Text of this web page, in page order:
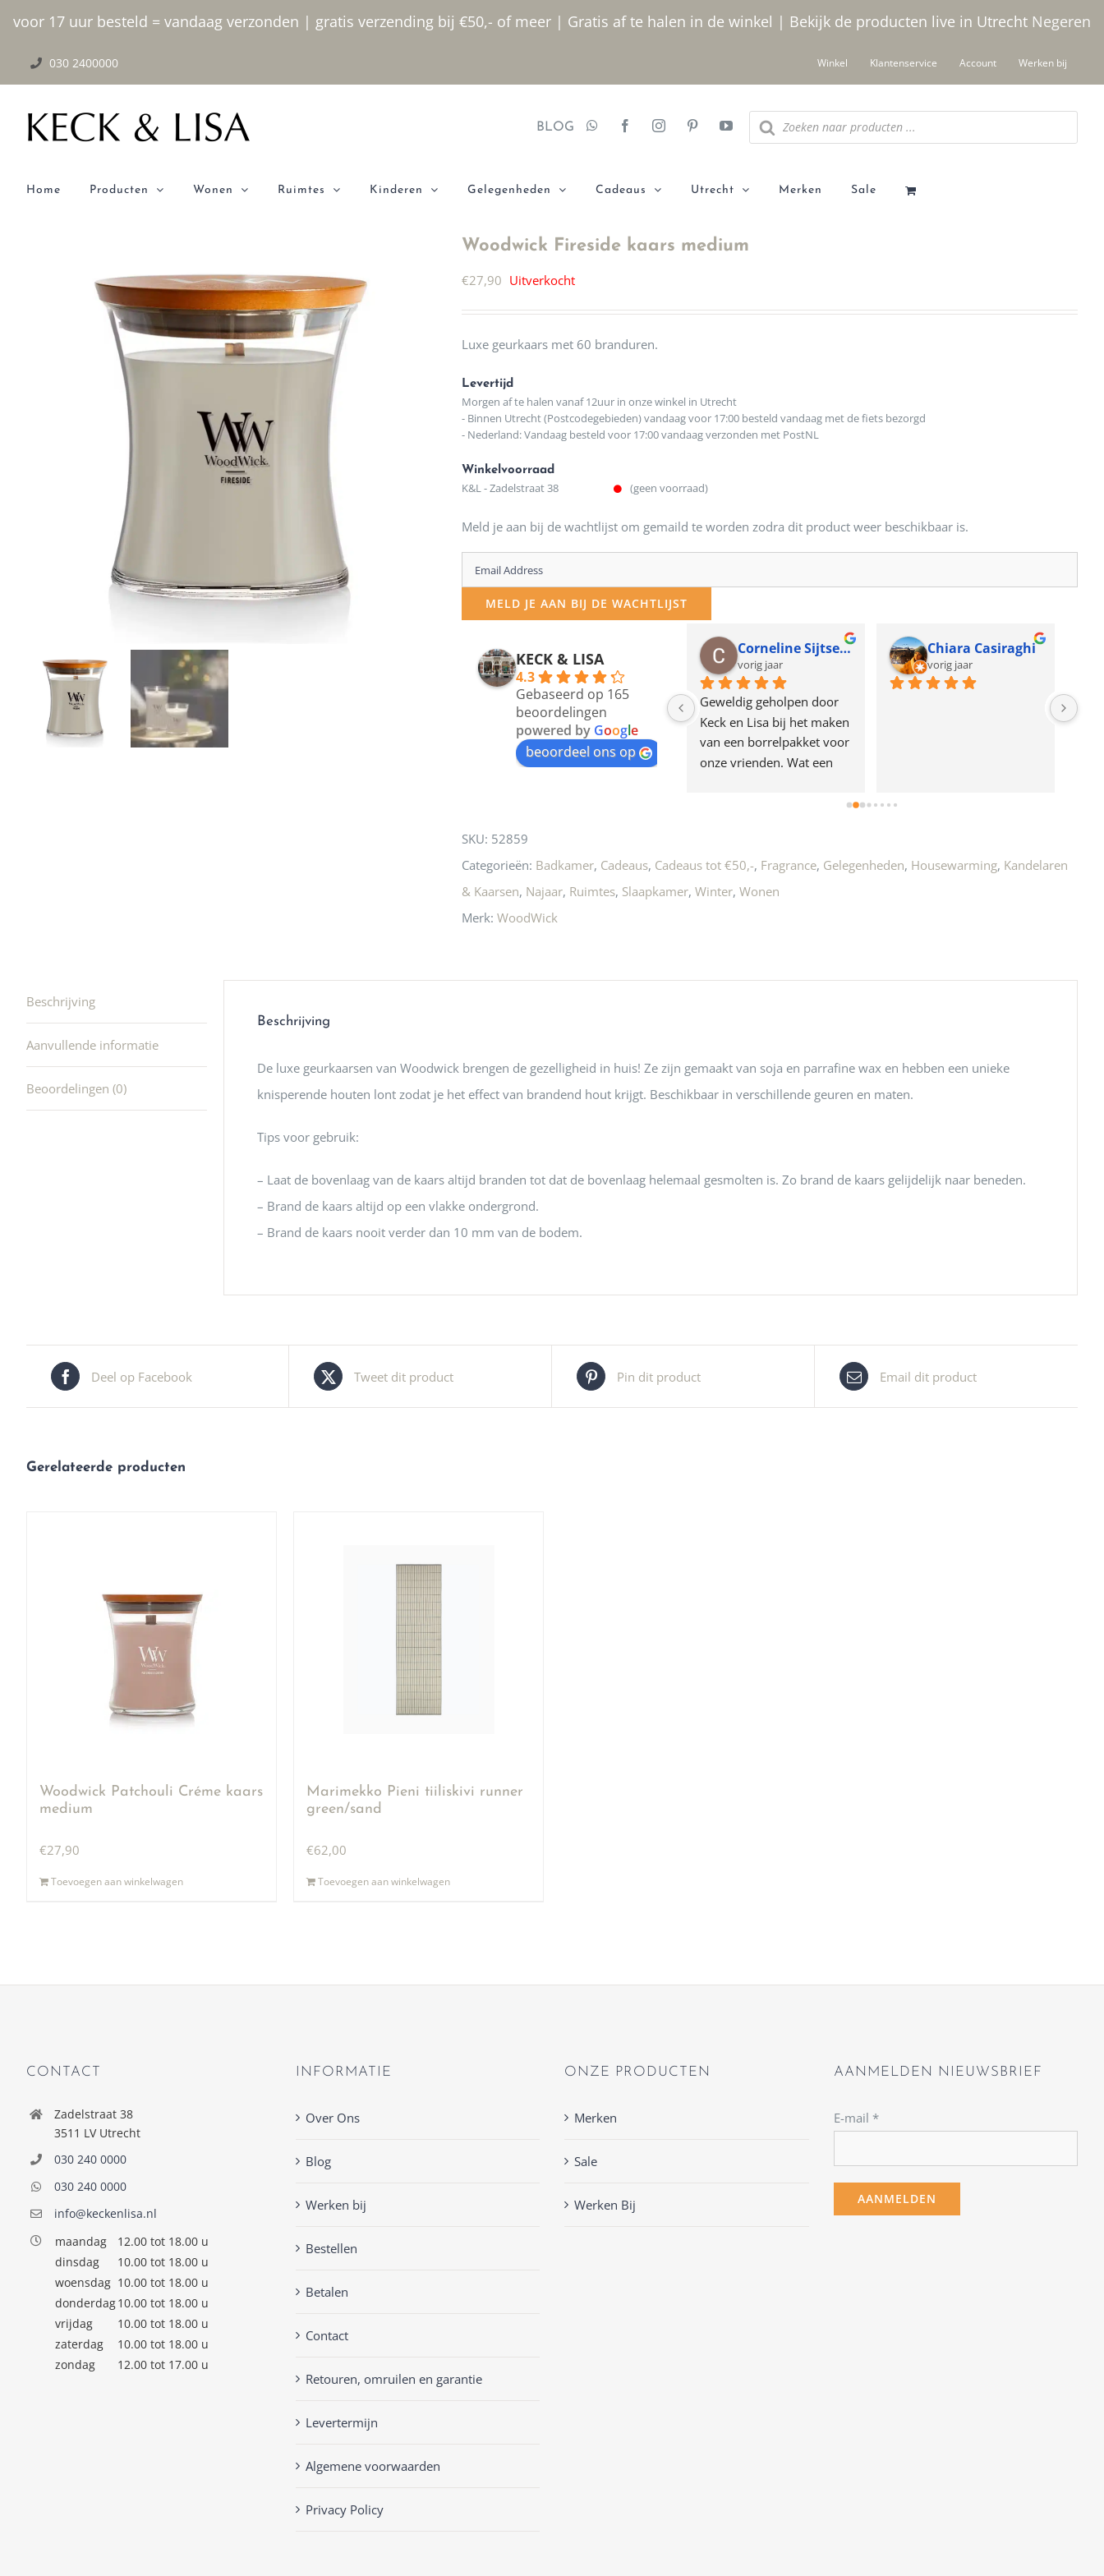
voor 17 uur besteld = vandaag verzonden | gratis verzending bij €50,- of meer | Gratis af te halen in de winkel | Bekijk de producten live in Utrecht Negeren
inhoud
030 2400000 Winkel Klantenservice Account Werken bij
BLOG
Producten
zoeken
Home Producten Wonen Ruimtes Kinderen Gelegenheden Cadeaus Utrecht Merken Sale
Woodwick Fireside kaars medium
€27,90 Uitverkocht
Luxe geurkaars met 60 branduren.
Levertijd
Morgen af te halen vanaf 12uur in onze winkel in Utrecht
- Binnen Utrecht (Postcodegebieden) vandaag voor 17:00 besteld vandaag met de fiets bezorgd
- Nederland: Vandaag besteld voor 17:00 vandaag verzonden met PostNL
Winkelvoorraad
K&L - Zadelstraat 38 (geen voorraad)
Meld je aan bij de wachtlijst om gemaild te worden zodra dit product weer beschikbaar is.
Enter
your
email
MELD JE AAN BIJ DE WACHTLIJST
KECK & LISA
4.3
Gebaseerd op 165
beoordelingen
powered by Google
beoordeel ons op
ook heel aardig en gezellig
12 maanden geleden
Waarom in hemelsnaam
de woonwinkel op de
klippen  laten lopen? Waar
moeten nu de design
Corneline Sijtsema
vorig jaar
Geweldig geholpen door
Keck en Lisa bij het maken
van een borrelpakket voor
onze vrienden. Wat een
Chiara Casiraghi
vorig jaar
SKU: 52859
Categorieën: Badkamer, Cadeaus, Cadeaus tot €50,-, Fragrance, Gelegenheden, Housewarming, Kandelaren
& Kaarsen, Najaar, Ruimtes, Slaapkamer, Winter, Wonen
Merk: WoodWick
Beschrijving
Aanvullende informatie
Beoordelingen (0)
Beschrijving
De luxe geurkaarsen van Woodwick brengen de gezelligheid in huis! Ze zijn gemaakt van soja en parrafine wax en hebben een unieke
knisperende houten lont zodat je het effect van brandend hout krijgt. Beschikbaar in verschillende geuren en maten.
Tips voor gebruik:
– Laat de bovenlaag van de kaars altijd branden tot dat de bovenlaag helemaal gesmolten is. Zo brand de kaars gelijdelijk naar beneden.
– Brand de kaars altijd op een vlakke ondergrond.
– Brand de kaars nooit verder dan 10 mm van de bodem.
Deel op Facebook Tweet dit product Pin dit product Email dit product
Gerelateerde producten
Woodwick Patchouli Créme kaars
medium
€27,90
Toevoegen aan winkelwagen
Marimekko Pieni tiiliskivi runner
green/sand
€62,00
Toevoegen aan winkelwagen
CONTACT
Zadelstraat 38
3511 LV Utrecht
030 240 0000
030 240 0000
info@keckenlisa.nl
maandag
12.00 tot 18.00 u
dinsdag
10.00 tot 18.00 u
woensdag 10.00 tot 18.00 u
donderdag10.00 tot 18.00 u
vrijdag
10.00 tot 18.00 u
zaterdag
10.00 tot 18.00 u
zondag
12.00 tot 17.00 u
INFORMATIE
Over Ons
Blog
Werken bij
Bestellen
Betalen
Contact
Retouren, omruilen en garantie
Levertermijn
Algemene voorwaarden
Privacy Policy
ONZE PRODUCTEN
Merken
Sale
Werken Bij
AANMELDEN NIEUWSBRIEF
E-mail *